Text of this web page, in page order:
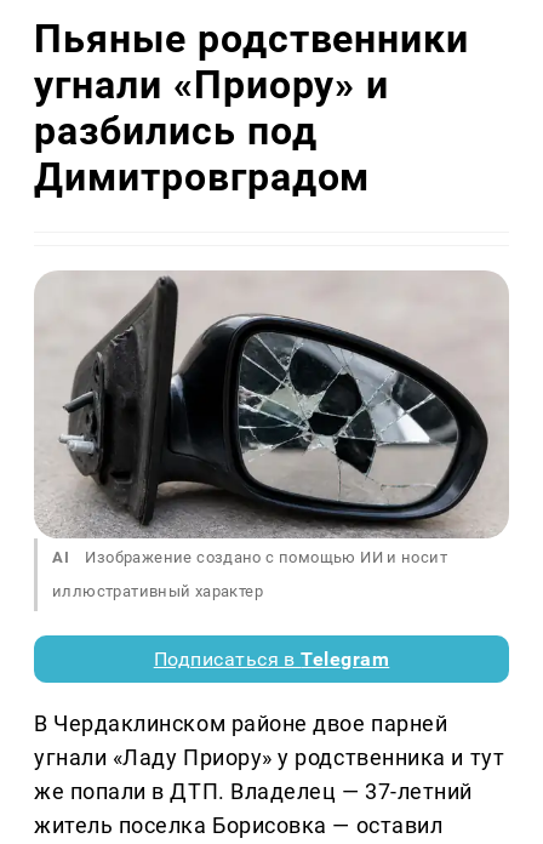
Пьяные родственники
угнали «Приору» и
разбились под
Димитровградом
AI
Изображение создано с помощью ИИ и носит
иллюстративный характер
Подписаться вTelegram
В Чердаклинском районе двое парней
угнали «Ладу Приору» у родственника и тут
же попали в ДТП. Владелец — 37-летний
житель поселка Борисовка — оставил